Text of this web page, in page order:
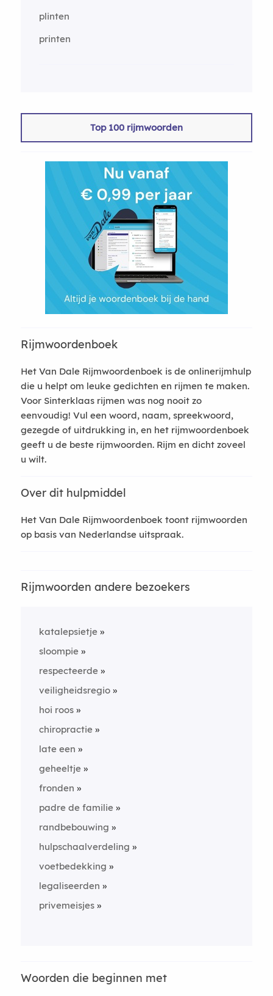
plinten
printen
Top 100 rijmwoorden
Rijmwoordenboek
Het Van Dale Rijmwoordenboek is de onlinerijmhulp
die u helpt om leuke gedichten en rijmen te maken.
Voor Sinterklaas rijmen was nog nooit zo
eenvoudig! Vul een woord, naam, spreekwoord,
gezegde of uitdrukking in, en het rijmwoordenboek
geeft u de beste rijmwoorden. Rijm en dicht zoveel
u wilt.
Over dit hulpmiddel
Het Van Dale Rijmwoordenboek toont rijmwoorden
op basis van Nederlandse uitspraak.
Rijmwoorden andere bezoekers
katalepsietje
sloompie
respecteerde
veiligheidsregio
hoi roos
chiropractie
late een
geheeltje
fronden
padre de familie
randbebouwing
hulpschaalverdeling
voetbedekking
legaliseerden
privemeisjes
Woorden die beginnen met